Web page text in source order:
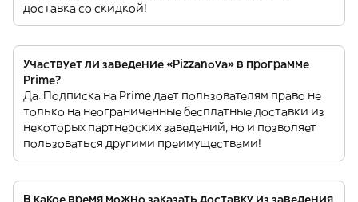
доставка со скидкой!
Участвует ли заведение «Pizzanova» в программе
Prime?
Да. Подписка на Prime дает пользователям право не
только на неограниченные бесплатные доставки из
некоторых партнерских заведений, но и позволяет
пользоваться другими преимуществами!
В какое время можно заказать доставку из заведения